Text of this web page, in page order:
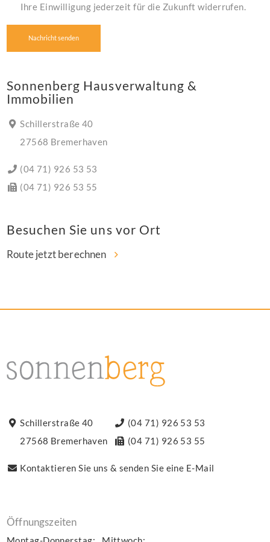
Ihre Einwilligung jederzeit für die Zukunft widerrufen.
Sonnenberg Hausverwaltung &
Immobilien
Schillerstraße 40
27568 Bremerhaven
(04 71) 926 53 53
(04 71) 926 53 55
Besuchen Sie uns vor Ort
Route jetzt berechnen
Schillerstraße 40
27568 Bremerhaven
(04 71) 926 53 53
(04 71) 926 53 55
Kontaktieren Sie uns & senden Sie eine E-Mail
Öffnungszeiten